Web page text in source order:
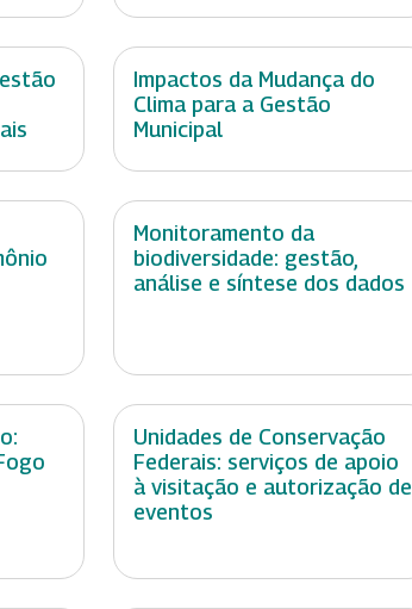
Impactos da Mudança do
Clima para a Gestão
Municipal
Monitoramento da
biodiversidade: gestão,
análise e síntese dos dados
Unidades de Conservação
Federais: serviços de apoio
à visitação e autorização de
eventos